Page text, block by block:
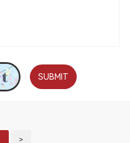
SUBMIT
>